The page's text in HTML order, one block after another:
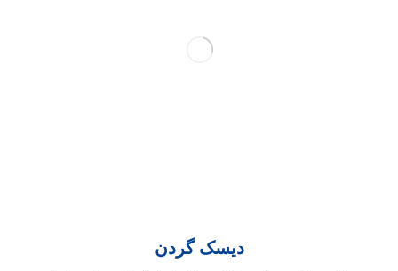
دیسک گردن